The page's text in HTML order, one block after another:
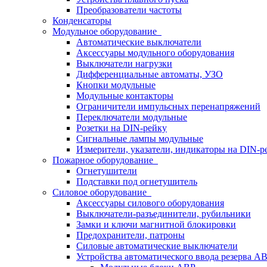
Преобразователи частоты
Конденсаторы
Модульное оборудование
Автоматические выключатели
Аксессуары модульного оборудования
Выключатели нагрузки
Дифференциальные автоматы, УЗО
Кнопки модульные
Модульные контакторы
Ограничители импульсных перенапряжений
Переключатели модульные
Розетки на DIN-рейку
Сигнальные лампы модульные
Измерители, указатели, индикаторы на DIN-
Пожарное оборудование
Огнетушители
Подставки под огнетушитель
Силовое оборудование
Аксессуары силового оборудования
Выключатели-разъединители, рубильники
Замки и ключи магнитной блокировки
Предохранители, патроны
Силовые автоматические выключатели
Устройства автоматического ввода резерва